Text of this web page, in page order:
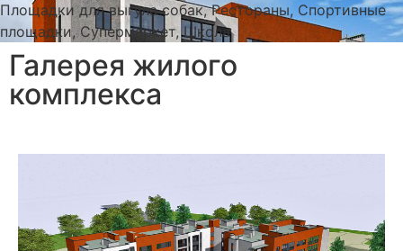
Площадки для выгула собак, Рестораны, Спортивные
площадки, Супермаркет, Школа
Галерея жилого
комплекса